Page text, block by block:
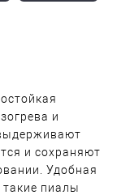
и
и сохраняют
Удобная
пиалы